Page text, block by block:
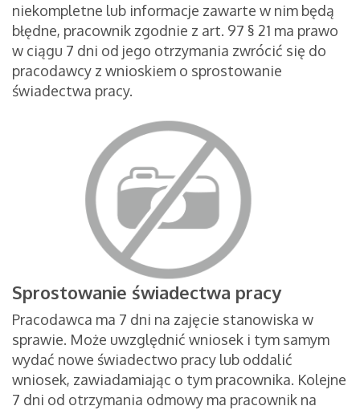
niekompletne lub informacje zawarte w nim będą
błędne, pracownik zgodnie z art. 97 § 21 ma prawo
w ciągu 7 dni od jego otrzymania zwrócić się do
pracodawcy z wnioskiem o sprostowanie
świadectwa pracy.
Sprostowanie świadectwa pracy
Pracodawca ma 7 dni na zajęcie stanowiska w
sprawie. Może uwzględnić wniosek i tym samym
wydać nowe świadectwo pracy lub oddalić
wniosek, zawiadamiając o tym pracownika. Kolejne
7 dni od otrzymania odmowy ma pracownik na